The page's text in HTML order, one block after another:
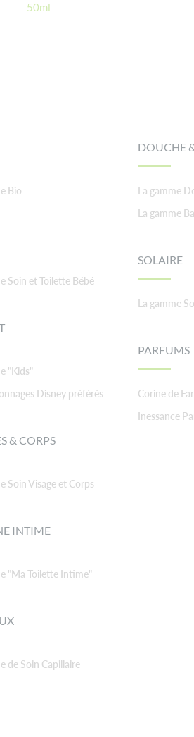
50ml
Bio
Soin et Toilette Bébé
"Kids"
Disney préférés
& CORPS
Soin Visage et Corps
INTIME
"Ma Toilette Intime"
de Soin Capillaire
DOUCHE
La gamme
La gamme
SOLAIRE
La gamme
PARFUMS
Corine de
Inessance